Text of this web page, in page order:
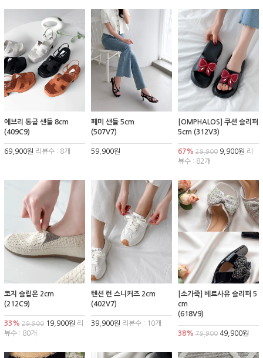
에브리 통굽 샌들 8cm
(409C9)
69,900원 리뷰수 : 8개
페미 샌들 5cm
(507V7)
59,900원
[OMPHALOS] 쿠션 슬리퍼
5cm (312V3)
67% 29,9009,900원 리
뷰수 : 82개
코지 슬립온 2cm
(212C9)
33% 29,900 19,900원 리
뷰수 : 80개
텐션 런 스니커즈 2cm
(402V7)
39,900원 리뷰수 : 10개
[소가죽] 베르사유 슬리퍼 5
cm
(618V9)
38% 79,90049,900원